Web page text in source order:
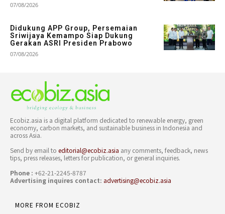
07/08/2026
Didukung APP Group, Persemaian
Sriwijaya Kemampo Siap Dukung
Gerakan ASRI Presiden Prabowo
07/08/2026
Ecobiz.asia is a digital platform dedicated to renewable energy, green
economy, carbon markets, and sustainable business in Indonesia and
across Asia.
Send by email to editorial@ecobiz.asia any comments, feedback, news
tips, press releases, letters for publication, or general inquiries.
Phone : +62-21-2245-8787
Advertising inquires contact: advertising@ecobiz.asia
MORE FROM ECOBIZ